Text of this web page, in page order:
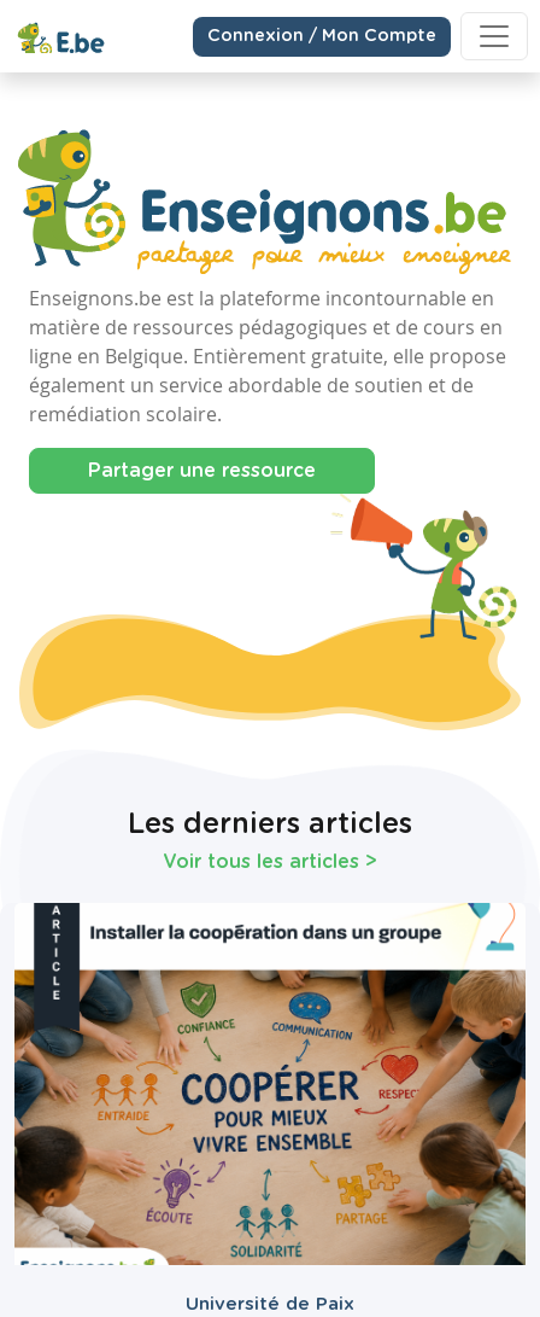
Connexion / Mon Compte
Enseignons.be est la plateforme incontournable en
matière de ressources pédagogiques et de cours en
ligne en Belgique. Entièrement gratuite, elle propose
également un service abordable de soutien et de
remédiation scolaire.
Partager une ressource
Les derniers articles
Voir tous les articles >
Université de Paix